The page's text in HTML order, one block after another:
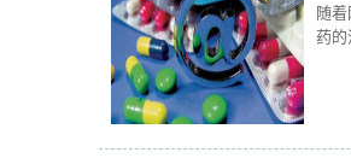
随
药的